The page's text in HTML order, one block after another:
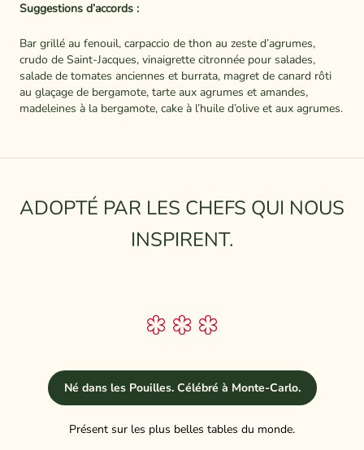
Suggestions d’accords :
Bar grillé au fenouil, carpaccio de thon au zeste d’agrumes,
crudo de Saint-Jacques, vinaigrette citronnée pour salades,
salade de tomates anciennes et burrata, magret de canard rôti
au glaçage de bergamote, tarte aux agrumes et amandes,
madeleines à la bergamote, cake à l’huile d’olive et aux agrumes.
ADOPTÉ PAR LES CHEFS QUI NOUS
INSPIRENT.
Né dans les Pouilles. Célébré à Monte-Carlo.
Présent sur les plus belles tables du monde.